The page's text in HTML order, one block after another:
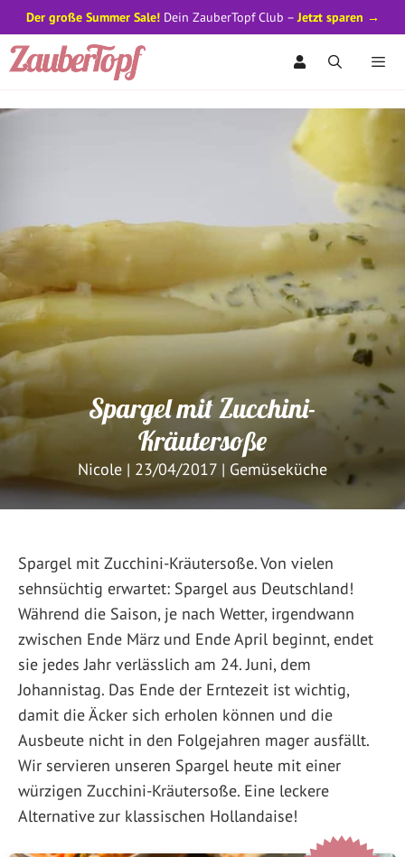
Zum
Inhalt
Spargel mit Zucchini-
Kräutersoße
Nicole | 23/04/2017 | Gemüseküche
Spargel mit Zucchini-Kräutersoße. Von vielen
sehnsüchtig erwartet: Spargel aus Deutschland!
Während die Saison, je nach Wetter, irgendwann
zwischen Ende März und Ende April beginnt, endet
sie jedes Jahr verlässlich am 24. Juni, dem
Johannistag. Das Ende der Erntezeit ist wichtig,
damit die Äcker sich erholen können und die
Ausbeute nicht in den Folgejahren mager ausfällt.
Wir servieren unseren Spargel heute mit einer
würzigen Zucchini-Kräutersoße. Eine leckere
Alternative zur klassischen Hollandaise!
Der große Summer Sale!Dein ZauberTopf Club –Jetzt sparen →